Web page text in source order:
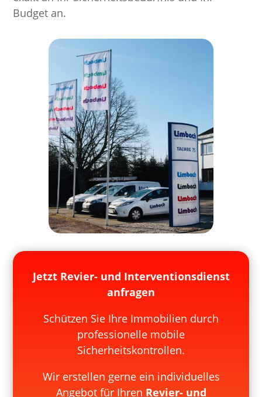
Budget an.
Jetzt Revier- und Interventionsdienst
anfragen
Schützen Sie Ihre Immobilien durch
professionelle mobile
Sicherheitskontrollen.
Wir erstellen gerne ein individuelles
Angebot für Ihren Revier- und